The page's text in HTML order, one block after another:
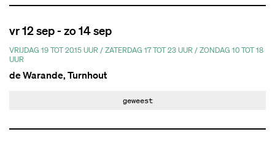
vr 12 sep- zo 14 sep
VRIJDAG 19 TOT 20.15 UUR / ZATERDAG 17 TOT 23 UUR / ZONDAG 10 TOT 18
UUR
de Warande, Turnhout
geweest